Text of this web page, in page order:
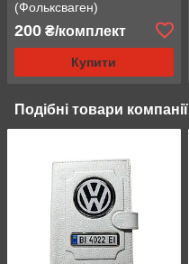
(Фольксваген)
200 ₴/комплект
Купити
Подібні товари компанії